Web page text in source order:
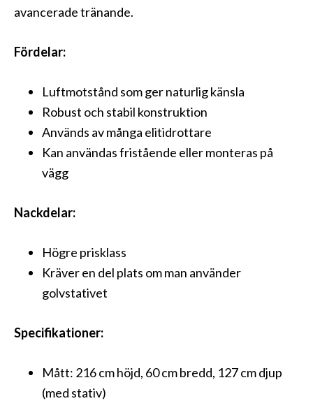
avancerade tränande.
Fördelar:
Luftmotstånd som ger naturlig känsla
Robust och stabil konstruktion
Används av många elitidrottare
Kan användas fristående eller monteras på
vägg
Nackdelar:
Högre prisklass
Kräver en del plats om man använder
golvstativet
Specifikationer:
Mått: 216 cm höjd, 60 cm bredd, 127 cm djup
(med stativ)